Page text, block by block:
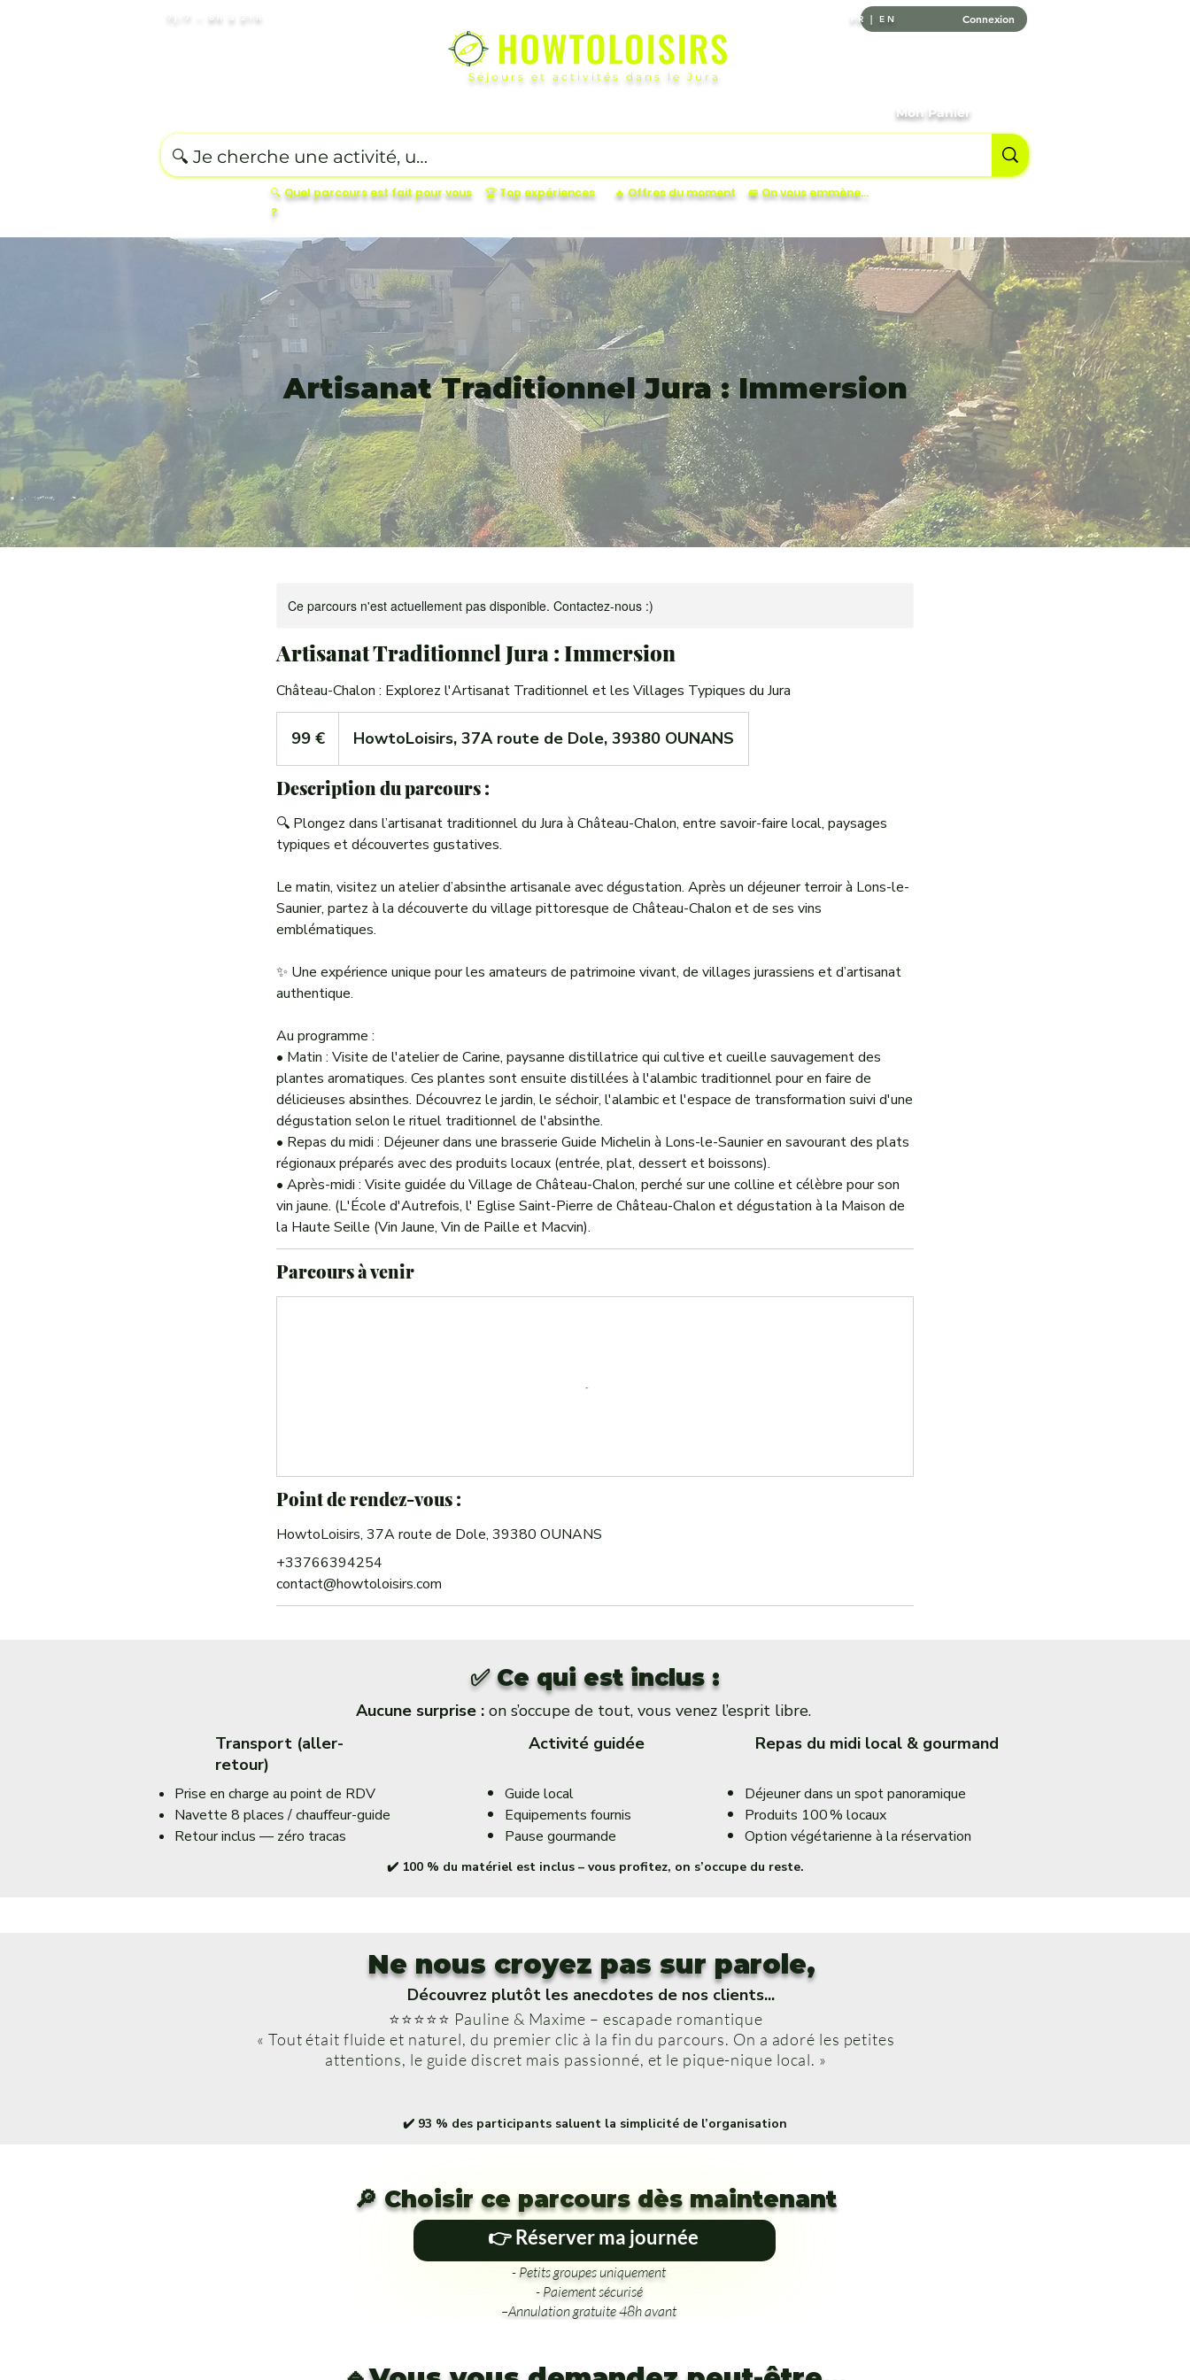
7j/7 – 8h à 21h Connexion
FR | EN
Séjours et activités dans le Jura
Mon Panier
🔍 Quel parcours est fait pour vous
?
🏆 Top expériences 🔥 Offres du moment 🚐 On vous emmène…
Artisanat Traditionnel Jura : Immersion
Ce parcours n'est actuellement pas disponible. Contactez-nous :)
Artisanat Traditionnel Jura : Immersion
Château-Chalon : Explorez l'Artisanat Traditionnel et les Villages Typiques du Jura
99 € HowtoLoisirs, 37A route de Dole, 39380 OUNANS
Description du parcours :
🔍 Plongez dans l’artisanat traditionnel du Jura à Château-Chalon, entre savoir-faire local, paysages
typiques et découvertes gustatives.
Le matin, visitez un atelier d’absinthe artisanale avec dégustation. Après un déjeuner terroir à Lons-le-
Saunier, partez à la découverte du village pittoresque de Château-Chalon et de ses vins
emblématiques.
✨ Une expérience unique pour les amateurs de patrimoine vivant, de villages jurassiens et d’artisanat
authentique.
Au programme :
• Matin : Visite de l'atelier de Carine, paysanne distillatrice qui cultive et cueille sauvagement des
plantes aromatiques. Ces plantes sont ensuite distillées à l'alambic traditionnel pour en faire de
délicieuses absinthes. Découvrez le jardin, le séchoir, l'alambic et l'espace de transformation suivi d'une
dégustation selon le rituel traditionnel de l'absinthe.
• Repas du midi : Déjeuner dans une brasserie Guide Michelin à Lons-le-Saunier en savourant des plats
régionaux préparés avec des produits locaux (entrée, plat, dessert et boissons).
• Après-midi : Visite guidée du Village de Château-Chalon, perché sur une colline et célèbre pour son
vin jaune. (L'École d'Autrefois, l' Eglise Saint-Pierre de Château-Chalon et dégustation à la Maison de
la Haute Seille (Vin Jaune, Vin de Paille et Macvin).
Parcours à venir
Point de rendez-vous :
HowtoLoisirs, 37A route de Dole, 39380 OUNANS
+33766394254
contact@howtoloisirs.com
✅ Ce qui est inclus :
Aucune surprise : on s’occupe de tout, vous venez l’esprit libre.
Transport (aller-
retour)
Prise en charge au point de RDV
Navette 8 places / chauffeur-guide
Retour inclus — zéro tracas
Activité guidée
Guide local
Equipements fournis
Pause gourmande
Repas du midi local & gourmand
Déjeuner dans un spot panoramique
Produits 100 % locaux
Option végétarienne à la réservation
✔️ 100 % du matériel est inclus – vous profitez, on s’occupe du reste.
Ne nous croyez pas sur parole,
Découvrez plutôt les anecdotes de nos clients...
⭐⭐⭐⭐⭐ Pauline & Maxime – escapade romantique
« Tout était fluide et naturel, du premier clic à la fin du parcours. On a adoré les petites
attentions, le guide discret mais passionné, et le pique-nique local. »
✔️ 93 % des participants saluent la simplicité de l’organisation
🔎 Choisir ce parcours dès maintenant
👉 Réserver ma journée
- Petits groupes uniquement
- Paiement sécurisé
–Annulation gratuite 48h avant